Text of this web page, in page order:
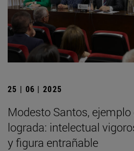
25 | 06 | 2025
Modesto Santos,
lograda: intelectual
y figura entrañable